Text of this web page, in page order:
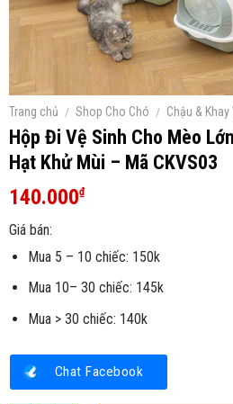
Trang chủ / Shop Cho Chó / Chậu & Khay
Hộp Đi Vệ Sinh Cho Mèo
Hạt Khử Mùi – Mã CKVS03
140.000₫
Giá bán:
Mua 5 – 10 chiếc: 150k
Mua 10– 30 chiếc: 145k
Mua > 30 chiếc: 140k
Chat Facebook